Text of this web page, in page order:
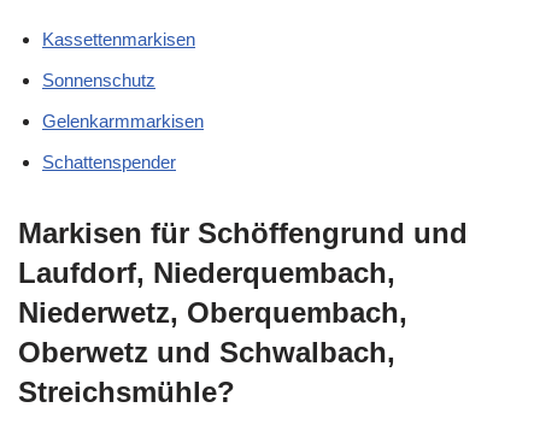
Kassettenmarkisen
Sonnenschutz
Gelenkarmmarkisen
Schattenspender
Markisen für Schöffengrund und
Laufdorf, Niederquembach,
Niederwetz, Oberquembach,
Oberwetz und Schwalbach,
Streichsmühle?